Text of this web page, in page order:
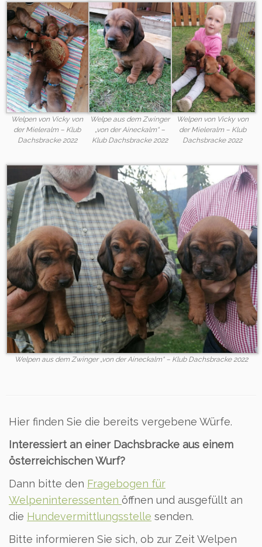
Welpen von Vicky von
der Mieleralm – Klub
Dachsbracke 2022
Welpe aus dem Zwinger
„von der Aineckalm“ –
Klub Dachsbracke 2022
Welpen von Vicky von
der Mieleralm – Klub
Dachsbracke 2022
Welpen aus dem Zwinger „von der Aineckalm“ – Klub Dachsbracke 2022
Hier finden Sie die bereits vergebene Würfe.
Interessiert an einer Dachsbracke aus einem
österreichischen Wurf?
Dann bitte den Fragebogen für
Welpeninteressenten öffnen und ausgefüllt an
die Hundevermittlungsstelle senden.
Bitte informieren Sie sich, ob zur Zeit Welpen